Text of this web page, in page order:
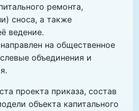
ремонта,
сноса, а также
ведение.
на общественное
объединения и
проекта приказа, состав
объекта капитального